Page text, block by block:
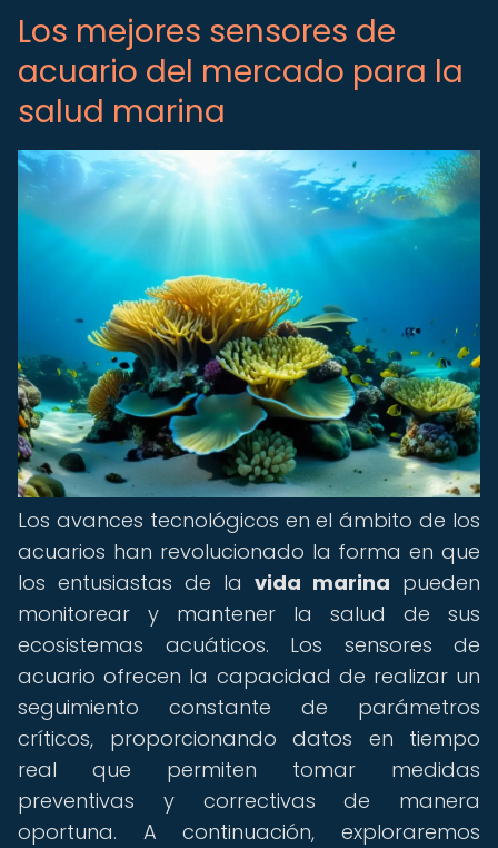
Los mejores sensores de
acuario del mercado para la
salud marina
Los avances tecnológicos en el ámbito de los
acuarios han revolucionado la forma en que
los entusiastas de la vida marina pueden
monitorear y mantener la salud de sus
ecosistemas acuáticos. Los sensores de
acuario ofrecen la capacidad de realizar un
seguimiento constante de parámetros
críticos, proporcionando datos en tiempo
real que permiten tomar medidas
preventivas y correctivas de manera
oportuna. A continuación, exploraremos